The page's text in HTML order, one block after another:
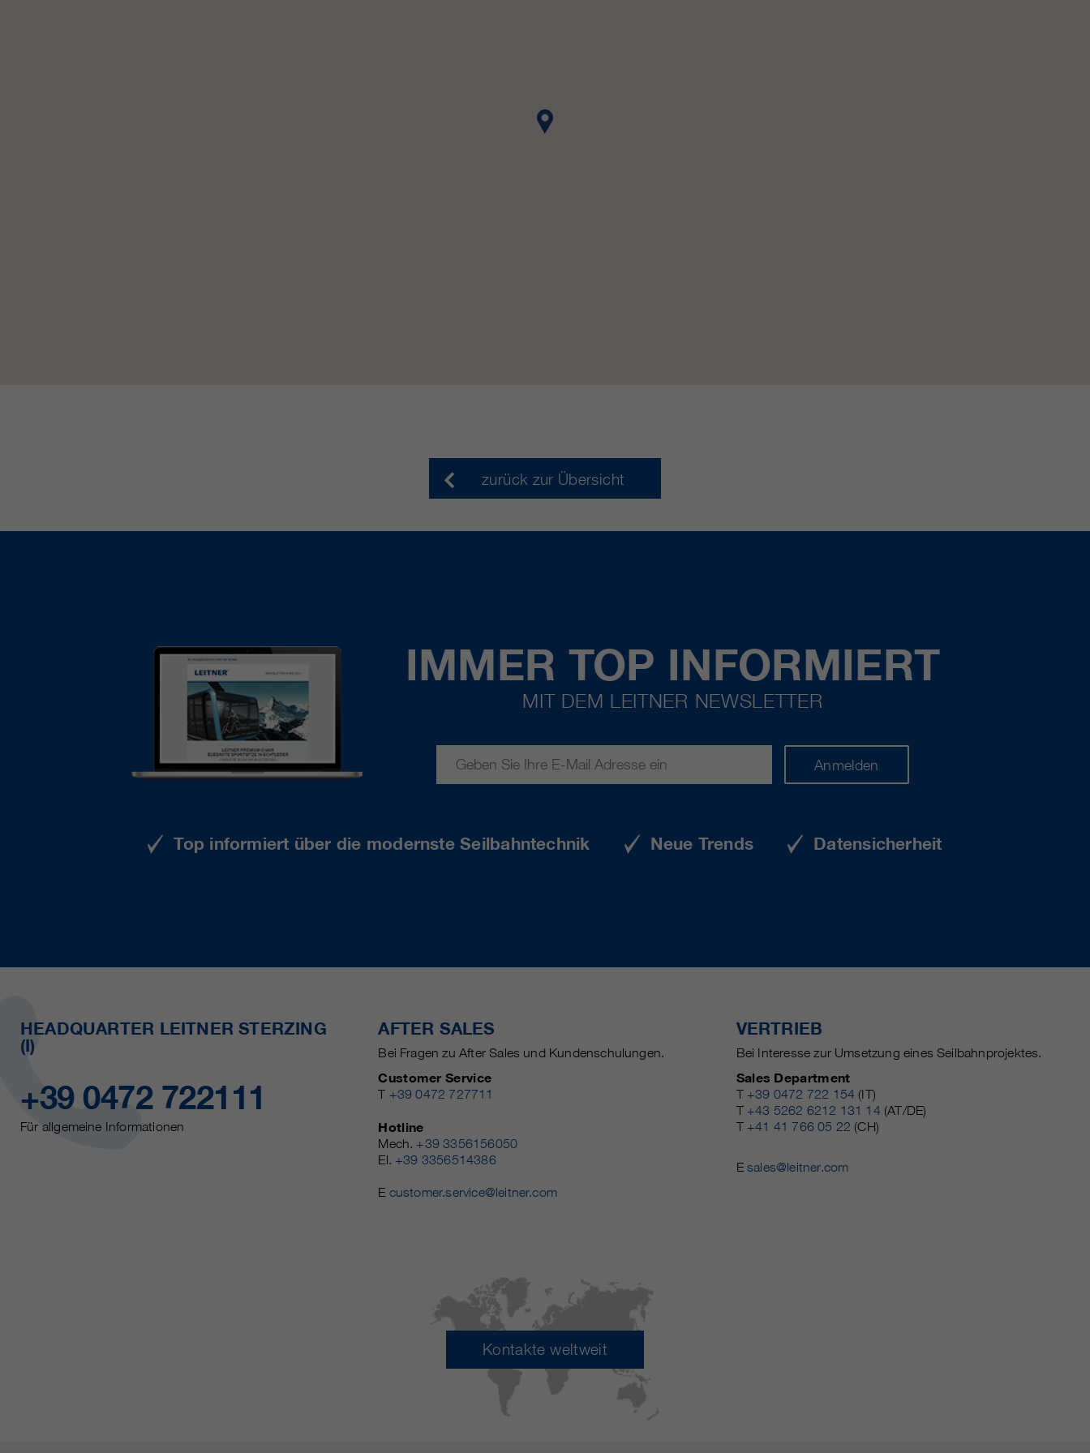
zurück zur Übersicht
IMMER TOP INFORMIERT
MIT DEM LEITNER NEWSLETTER
Anmelden
Top informiert über die modernste Seilbahntechnik Neue Trends Datensicherheit
HEADQUARTER LEITNER STERZING
(I)
+39 0472 722111
Für allgemeine Informationen
AFTER SALES
Bei Fragen zu After Sales und Kundenschulungen.
Customer Service
T +39 0472 727711
Hotline
Mech. +39 3356156050
El. +39 3356514386
E customer.service@leitner.com
VERTRIEB
Bei Interesse zur Umsetzung eines Seilbahnprojektes.
Sales Department
T +39 0472 722 154 (IT)
T +43 5262 6212 131 14(AT/DE)
T +41 41 766 05 22 (CH)
Esales@leitner.com
Kontakte weltweit